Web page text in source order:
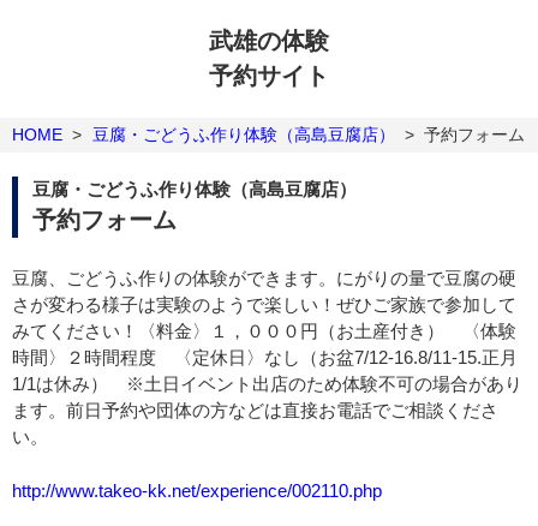
武雄の体験
予約サイト
HOME > 豆腐・ごどうふ作り体験（高島豆腐店） > 予約フォーム
豆腐・ごどうふ作り体験（高島豆腐店）
予約フォーム
豆腐、ごどうふ作りの体験ができます。にがりの量で豆腐の硬
さが変わる様子は実験のようで楽しい！ぜひご家族で参加して
みてください！〈料金〉１，０００円（お土産付き） 〈体験
時間〉２時間程度 〈定休日〉なし（お盆7/12-16.8/11-15.正月
1/1は休み） ※土日イベント出店のため体験不可の場合があり
ます。前日予約や団体の方などは直接お電話でご相談くださ
い。
http://www.takeo-kk.net/experience/002110.php